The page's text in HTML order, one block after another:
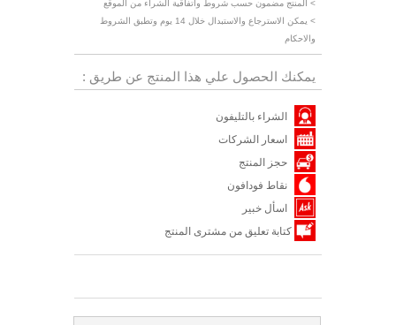
> المنتج مضمون حسب شروط واتفاقية الشراء من الموقع
> يمكن الاسترجاع والاستبدال خلال 14 يوم وتطبق الشروط
والاحكام
يمكنك الحصول علي هذا المنتج عن طريق :
الشراء بالتليفون
اسعار الشركات
حجز المنتج
نقاط فودافون
اسأل خبير
كتابة تعليق من مشترى المنتج